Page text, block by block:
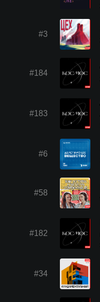
#3
#184
#183
#6
#58
#182
#34